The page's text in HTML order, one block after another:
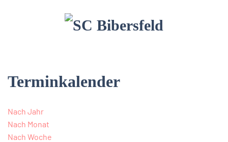
Terminkalender
Nach Jahr
Nach Monat
Nach Woche